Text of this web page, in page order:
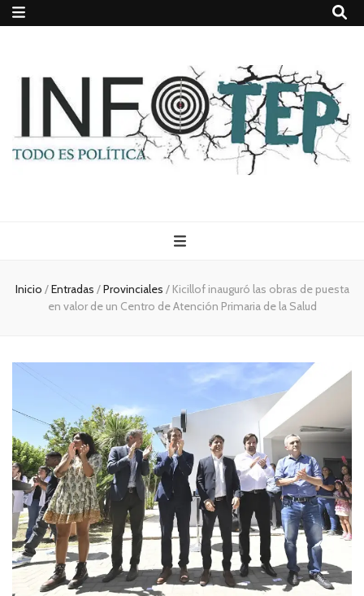
Todo es
(rosca)
política
Inicio /Entradas /Provinciales / Kicillof inauguró las obras de puesta
en valor de un Centro de Atención Primaria de la Salud